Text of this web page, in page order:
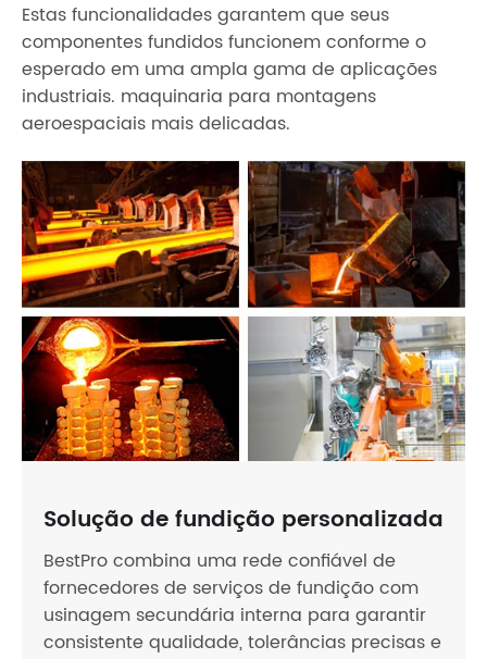
Estas funcionalidades garantem que seus
componentes fundidos funcionem conforme o
esperado em uma ampla gama de aplicações
industriais. maquinaria para montagens
aeroespaciais mais delicadas.
Solução de fundição personalizada
BestPro combina uma rede confiável de
fornecedores de serviços de fundição com
usinagem secundária interna para garantir
consistente qualidade, tolerâncias precisas e